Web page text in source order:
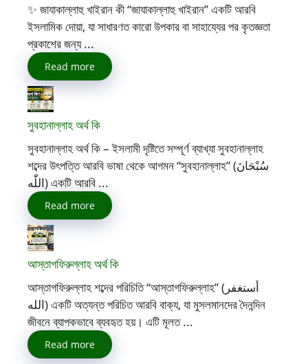
✨ জাযাকাল্লাহু খাইরান কী “জাযাকাল্লাহু খাইরান” একটি আরবি
ইসলামিক দোয়া, যা সাধারণত কারো উপকার বা সাহায্যের পর কৃতজ্ঞতা
প্রকাশের জন্য ...
Read more
সুবহানাল্লাহ অর্থ কি
সুবহানাল্লাহ অর্থ কি – ইসলামী দৃষ্টিতে সম্পূর্ণ ব্যাখ্যা সুবহানাল্লাহ
শব্দের উৎপত্তি আরবি ভাষা থেকে আগমন “সুবহানাল্লাহ” (سُبْحَانَ
اللّٰه) একটি আরবি ...
Read more
আস্তাগফিরুল্লাহ অর্থ কি
আস্তাগফিরুল্লাহ শব্দের পরিচিতি “আস্তাগফিরুল্লাহ” (أستغفر
الله) একটি অত্যন্ত পরিচিত আরবি বাক্য, যা মুসলমানদের দৈনন্দিন
জীবনে ব্যাপকভাবে ব্যবহৃত হয়। এটি মূলত ...
Read more